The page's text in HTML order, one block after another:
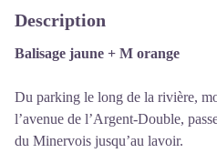
Description
Balisage jaune + M orange
Du parking le long de la rivière,
l’avenue de l’Argent-Double,
du Minervois jusqu’au lavoir.